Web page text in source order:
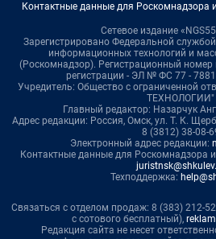
Контактные данные для Роскомнадзора
Сетевое издание
Зарегистрировано Федеральной
информационных технологий и
(Роскомнадзор). Регистрационный
регистрации - ЭЛ № ФС 77 -
Учредитель: Общество с ограниченной
ТЕХНОЛОГИИ"
Главный редактор: Назарчук
Адрес редакции: Россия, Омск, ул. Т. К.
8 (3812) 38-08-
Электронный адрес редакции:
Контактные данные для Роскомнадзора
Техподдержка:
Связаться с отделом продаж: 8 (383) 212-
с сотового бесплатный),
Редакция сайта не несет